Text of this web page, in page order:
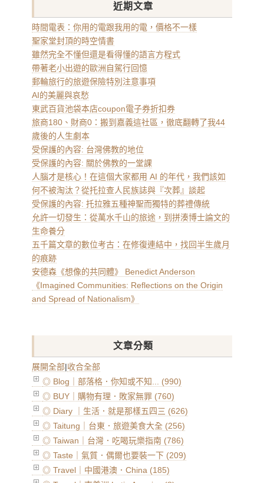
近期文章
時間電表：你用的電跟我用的電，價格不一樣
聖家堂封頂的時空情書
雖然完全不懂但還是看得懂的語言方程式
帶著老小出遊的歐洲自駕行回憶
郵輪旅行的旅遊保險特別注意事項
AI的美麗與哀愁
東武百貨池袋本店coupon電子券折扣券
旅商180、財商0：搬到嘉義這社區，徹底翻轉了我44
歲後的人生劇本
受保護的內容: 台灣佛教的地位
受保護的內容: 關於佛教的一堂課
人腦才是核心！在這個大家都用 AI 的年代，我們該如
何不被淘汰？從托拉查人民族誌與『次葬』談起
受保護的內容: 托拉雅五種神聖而獨特的葬禮傳統
允許一切發生：從萬水千山的旅途，到拼湊博士論文的
生命養分
五千篇文章的數位考古：在修復連結中，找回半生歲月
的痕跡
安德森《想像的共同體》 Benedict Anderson
《Imagined Communities: Reflections on the Origin
and Spread of Nationalism》
文章分類
展開全部|收合全部
◎ Blog｜部落格．你知或不知... (990)
◎ BUY｜購物有理．敗家無罪 (760)
◎ Diary ｜生活．就是那樣五四三 (626)
◎ Taitung｜台東．旅遊美食大全 (256)
◎ Taiwan｜台灣．吃喝玩樂指南 (786)
◎ Taste｜氣質．偶爾也要裝一下 (209)
◎ Travel｜中國港澳．China (185)